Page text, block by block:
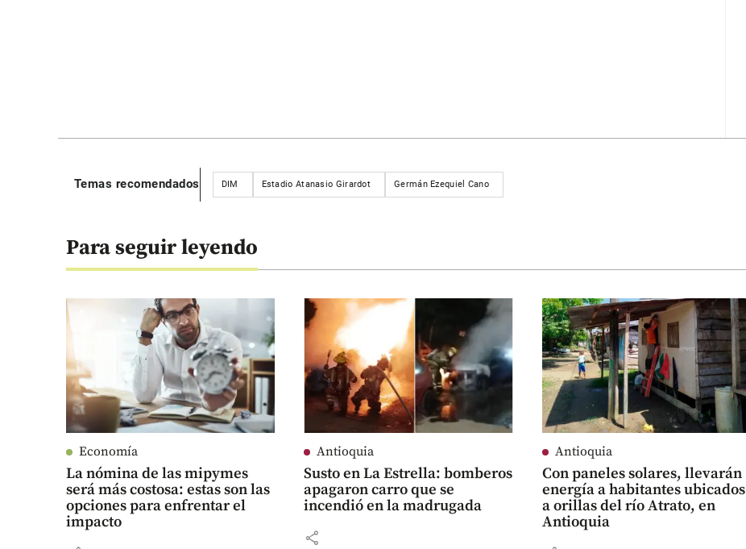
Temas recomendados DIM Estadio Atanasio Girardot Germán Ezequiel Cano
Para seguir leyendo
Economía
La nómina de las mipymes
será más costosa: estas son las
opciones para enfrentar el
impacto
Antioquia
Susto en La Estrella: bomberos
apagaron carro que se
incendió en la madrugada
share
Antioquia
Con paneles solares, llevarán
energía a habitantes ubicados
a orillas del río Atrato, en
Antioquia